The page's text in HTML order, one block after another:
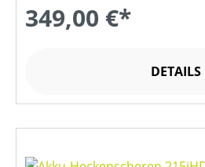
349,00 €*
DETAILS